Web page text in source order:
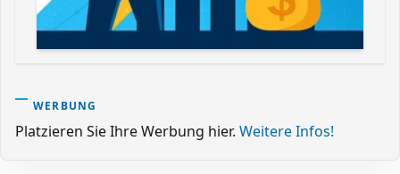
WERBUNG
Platzieren Sie Ihre Werbung hier. Weitere Infos!